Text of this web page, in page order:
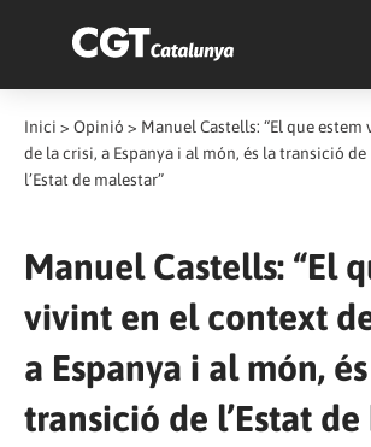
Inici > Opinió > Manuel Castells: “El que
de la crisi, a Espanya i al món, és la transició de
l’Estat de malestar”
Manuel Castells: “El
vivint en el context
a Espanya i al món,
transició de l’Estat